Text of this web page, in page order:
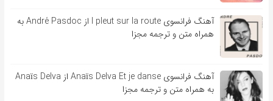
آهنگ فرانسوی l pleut sur la route از André Pasdoc به
همراه متن و ترجمه مجزا
آهنگ فرانسوی Anaïs Delva Et je danse از Anaïs Delva
به همراه متن و ترجمه مجزا